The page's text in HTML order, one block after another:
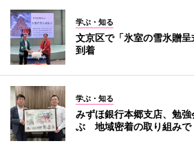
学ぶ・知る
文京区で「氷室の雪氷贈
到着
学ぶ・知る
みずほ銀行本郷支店、勉
ぶ 地域密着の取り組みで